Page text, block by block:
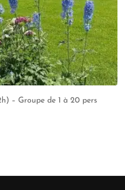
– Groupe de 1 à 20 pers